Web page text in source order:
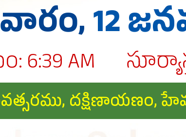
12
6:39 AM
సంవత్సరము, దక్షిణాయణం,